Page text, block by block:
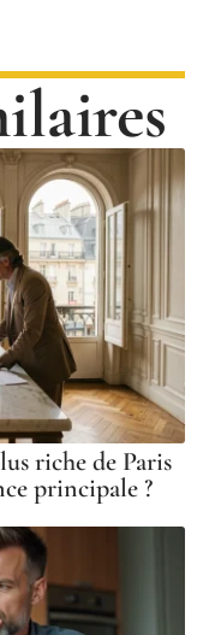
riche de Paris
principale ?